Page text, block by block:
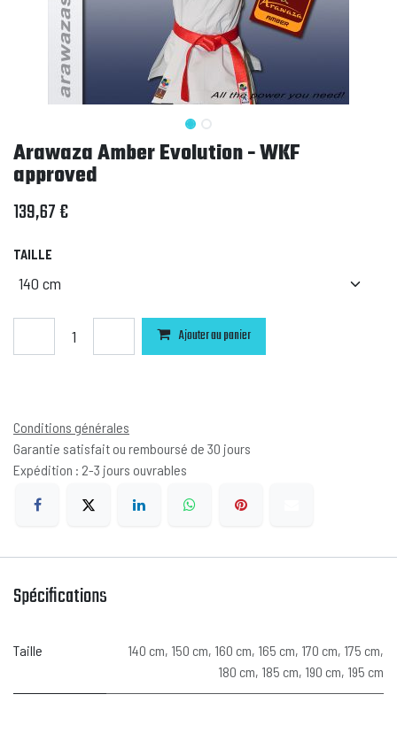
Arawaza Amber Evolution - WKF
approved
139,67€
TAILLE
Ajouter au panier
Conditions générales
Garantie satisfait ou remboursé de 30 jours
Expédition : 2-3 jours ouvrables
Spécifications
Taille 140 cm, 150 cm, 160 cm, 165 cm, 170 cm, 175 cm,
180 cm, 185 cm, 190 cm, 195 cm